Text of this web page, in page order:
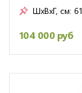
ШxВxГ, см:
104 000 руб